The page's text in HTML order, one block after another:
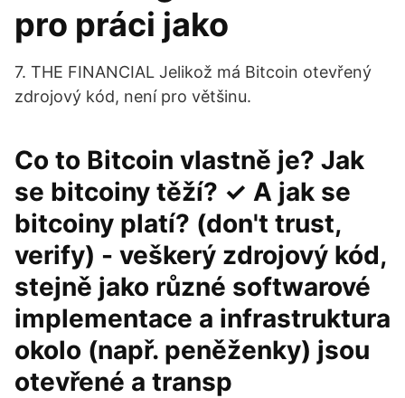
pro práci jako
7. THE FINANCIAL Jelikož má Bitcoin otevřený
zdrojový kód, není pro většinu.
Co to Bitcoin vlastně je? Jak
se bitcoiny těží? ✓ A jak se
bitcoiny platí? (don't trust,
verify) - veškerý zdrojový kód,
stejně jako různé softwarové
implementace a infrastruktura
okolo (např. peněženky) jsou
otevřené a transp